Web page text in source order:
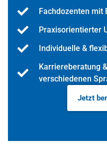
Fachdozenten mit
Praxisorientierter
Individuelle &
Karriereberatung
verschiedenen
Jetzt